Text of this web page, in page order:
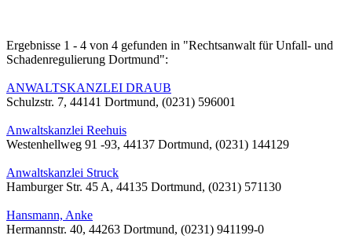
Ergebnisse 1 - 4 von 4 gefunden in "Rechtsanwalt für Unfall- und
Schadenregulierung Dortmund":
ANWALTSKANZLEI DRAUB
Schulzstr. 7, 44141 Dortmund, (0231) 596001
Anwaltskanzlei Reehuis
Westenhellweg 91 -93, 44137 Dortmund, (0231) 144129
Anwaltskanzlei Struck
Hamburger Str. 45 A, 44135 Dortmund, (0231) 571130
Hansmann, Anke
Hermannstr. 40, 44263 Dortmund, (0231) 941199-0